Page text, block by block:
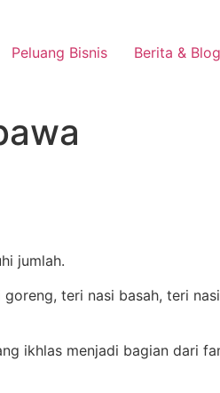
Peluang Bisnis Berita & Blog
jumlah.
ikhlas menjadi bagian dari